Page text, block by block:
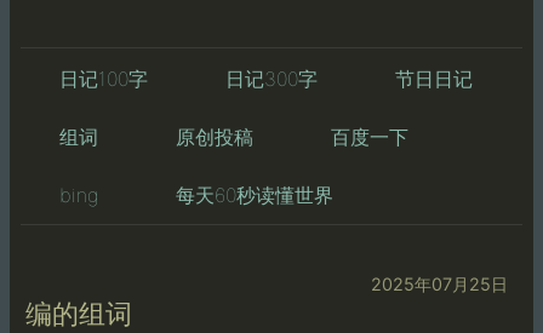
日记100字 日记300字 节日日记
组词 原创投稿 百度一下
bing 每天60秒读懂世界
2025年07月25日
编的组词